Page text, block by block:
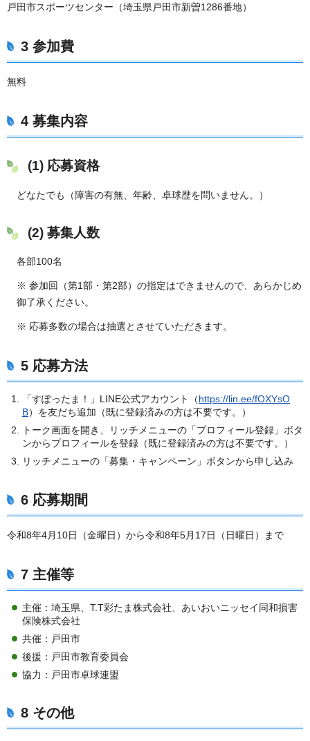
戸田市スポーツセンター（埼玉県戸田市新曽1286番地）
3 参加費
無料
4 募集内容
(1) 応募資格
どなたでも（障害の有無、年齢、卓球歴を問いません。）
(2) 募集人数
各部100名
※ 参加回（第1部・第2部）の指定はできませんので、あらかじめ
御了承ください。
※ 応募多数の場合は抽選とさせていただきます。
5 応募方法
「すぽったま！」LINE公式アカウント（https://lin.ee/fOXYsO
B）を友だち追加（既に登録済みの方は不要です。）
トーク画面を開き、リッチメニューの「プロフィール登録」ボタ
ンからプロフィールを登録（既に登録済みの方は不要です。）
リッチメニューの「募集・キャンペーン」ボタンから申し込み
6 応募期間
令和8年4月10日（金曜日）から令和8年5月17日（日曜日）まで
7 主催等
主催：埼玉県、T.T彩たま株式会社、あいおいニッセイ同和損害
保険株式会社
共催：戸田市
後援：戸田市教育委員会
協力：戸田市卓球連盟
8 その他